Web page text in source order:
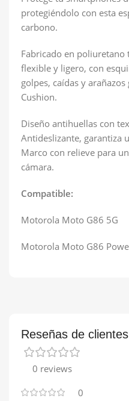
protegiéndolo con esta
carbono.
Fabricado en
flexible y ligero, con
golpes, caídas y
Cushion.
Diseño antihuellas con
Antideslizante, garantiza
Marco con relieve para
cámara.
Compatible:
Motorola Moto G86 5G
Motorola Moto G86
Reseñas de clientes
0 reviews
0